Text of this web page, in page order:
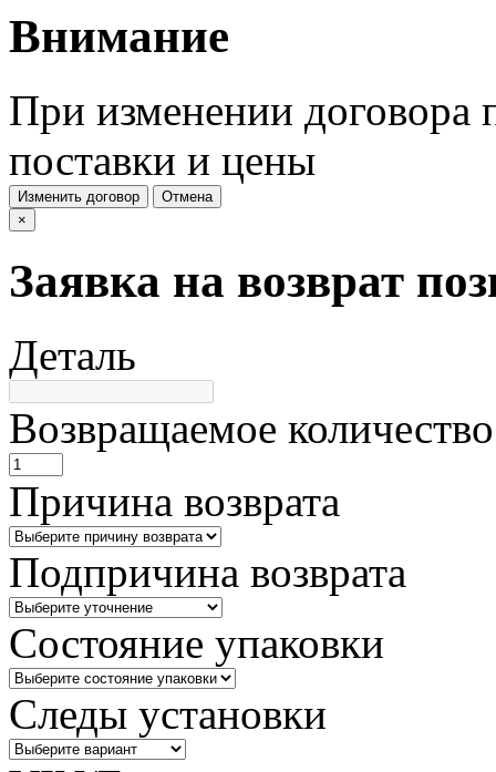
Внимание
При изменении договора
поставки и цены
Изменить договор
Отмена
×
Заявка на возврат
Деталь
Возвращаемое количество
Причина возврата
Подпричина возврата
Состояние упаковки
Следы установки